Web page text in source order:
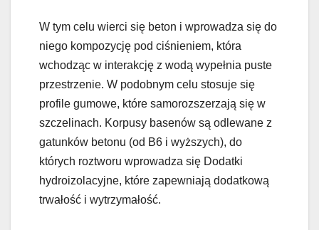
W tym celu wierci się beton i wprowadza się do
niego kompozycję pod ciśnieniem, która
wchodząc w interakcję z wodą wypełnia puste
przestrzenie. W podobnym celu stosuje się
profile gumowe, które samorozszerzają się w
szczelinach. Korpusy basenów są odlewane z
gatunków betonu (od B6 i wyższych), do
których roztworu wprowadza się Dodatki
hydroizolacyjne, które zapewniają dodatkową
trwałość i wytrzymałość.